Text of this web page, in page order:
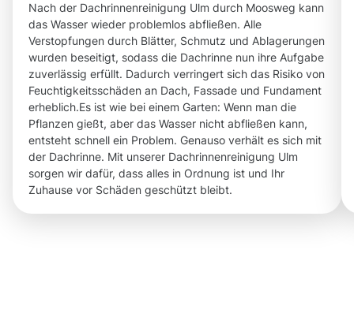
Nach der Dachrinnenreinigung Ulm durch Moosweg kann
das Wasser wieder problemlos abfließen. Alle
Verstopfungen durch Blätter, Schmutz und Ablagerungen
wurden beseitigt, sodass die Dachrinne nun ihre Aufgabe
zuverlässig erfüllt. Dadurch verringert sich das Risiko von
Feuchtigkeitsschäden an Dach, Fassade und Fundament
erheblich.Es ist wie bei einem Garten: Wenn man die
Pflanzen gießt, aber das Wasser nicht abfließen kann,
entsteht schnell ein Problem. Genauso verhält es sich mit
der Dachrinne. Mit unserer Dachrinnenreinigung Ulm
sorgen wir dafür, dass alles in Ordnung ist und Ihr
Zuhause vor Schäden geschützt bleibt.